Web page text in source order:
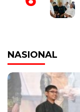
NASIONAL